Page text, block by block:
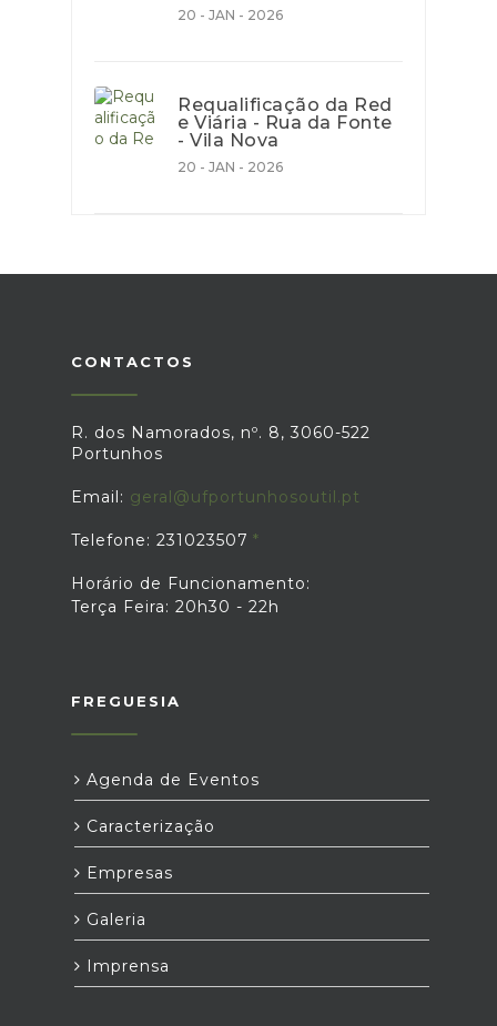
20 - JAN - 2026
Requalificação da Red
e Viária - Rua da Fonte
- Vila Nova
20 - JAN - 2026
CONTACTOS
R. dos Namorados, nº. 8, 3060-522
Portunhos
Email: geral@ufportunhosoutil.pt
Telefone: 231023507
Horário de Funcionamento:
Terça Feira: 20h30 - 22h
FREGUESIA
Agenda de Eventos
Caracterização
Empresas
Galeria
Imprensa